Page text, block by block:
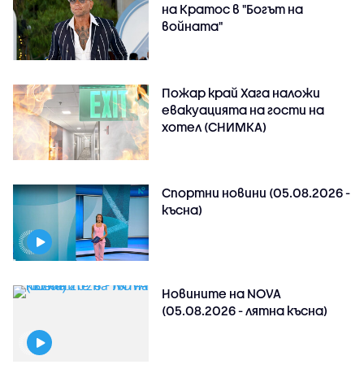
на Кратос в "Богът на
войната"
Пожар край Хага наложи
евакуацията на гости на
хотел (СНИМКА)
Спортни новини (05.08.2026 -
късна)
Новините на NOVA
(05.08.2026 - лятна късна)